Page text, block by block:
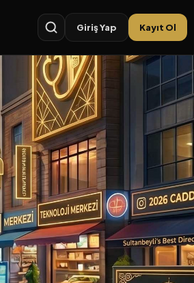
Giriş Yap Kayıt Ol